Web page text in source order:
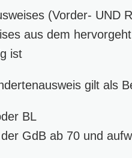
(Vorder- UND
aus dem
ist
gilt als
BL
GdB ab 70 und